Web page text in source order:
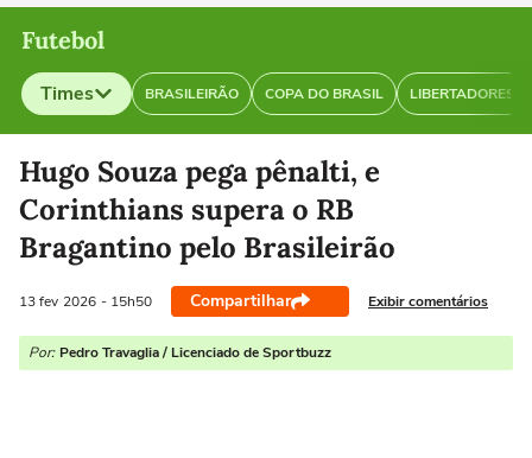
Futebol
Times BRASILEIRÃO COPA DO BRASIL LIBERTADORES
Selecione o time para ver as notícias
Hugo Souza pega pênalti, e
Corinthians supera o RB
Bragantino pelo Brasileirão
13 fev 2026 - 15h50 Compartilhar Exibir comentários
Por: Pedro Travaglia / Licenciado de Sportbuzz